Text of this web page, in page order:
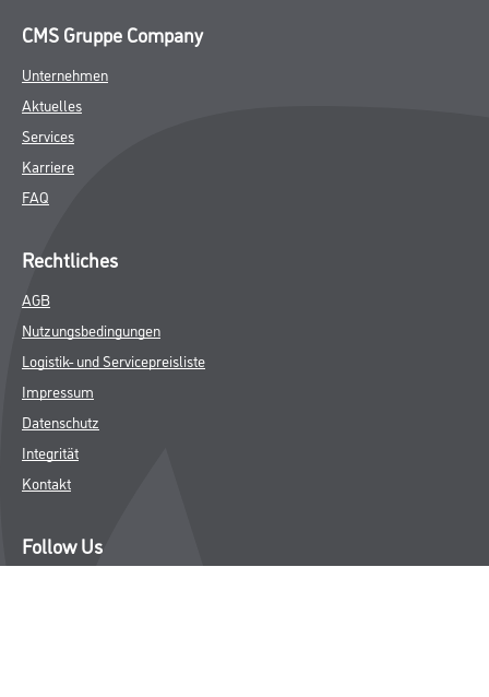
CMS Gruppe Company
Unternehmen
Aktuelles
Services
Karriere
FAQ
Rechtliches
AGB
Nutzungsbedingungen
Logistik- und Servicepreisliste
Impressum
Datenschutz
Integrität
Kontakt
Follow Us